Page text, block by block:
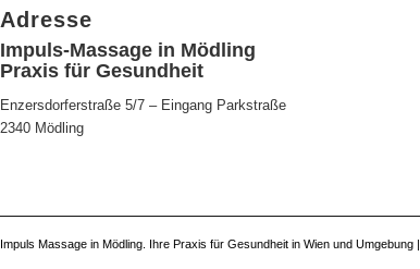
Adresse
Impuls-Massage in Mödling
Praxis für Gesundheit
Enzersdorferstraße 5/7 – Eingang Parkstraße
2340 Mödling
Impuls Massage in Mödling. Ihre Praxis für Gesundheit in Wien und Umgebung |